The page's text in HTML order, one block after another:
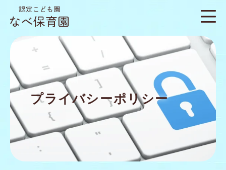
プライバシーポリシー